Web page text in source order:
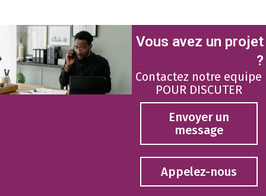
Vous avez un projet
?
Contactez notre equipe
POUR DISCUTER
Envoyer un
message
Appelez-nous